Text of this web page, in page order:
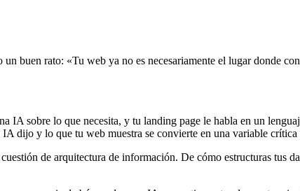
buen rato: «Tu web ya no es necesariamente el lugar donde
IA sobre lo que necesita, y tu landing page le habla en un
dijo y lo que tu web muestra se convierte en una variable crítica
de arquitectura de información. De cómo estructuras tus